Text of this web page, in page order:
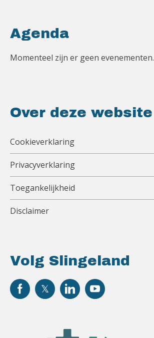
Volg Slingeland
Agenda
Momenteel zijn er geen evenementen.
Over deze website
Cookieverklaring
Privacyverklaring
Toegankelijkheid
Disclaimer